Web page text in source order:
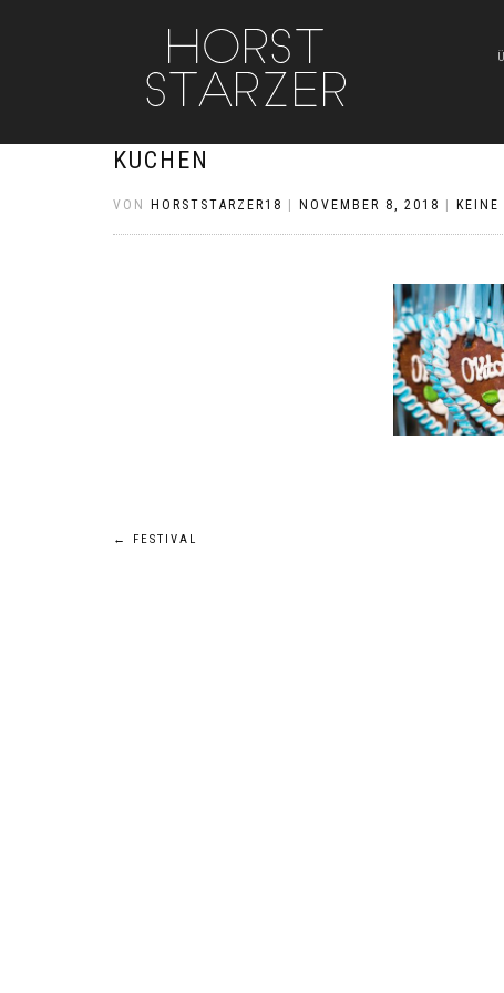
KUCHEN
VON HORSTSTARZER18 NOVEMBER 8, 2018 KEINE
Beitragsnavigation
← FESTIVAL